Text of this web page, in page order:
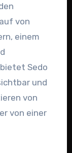
von
einem
Sedo
und
von
von einer